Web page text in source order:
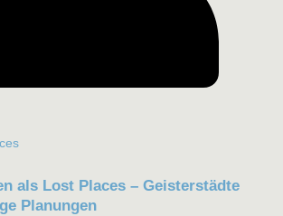
als Lost Places – Geisterstädte
Planungen